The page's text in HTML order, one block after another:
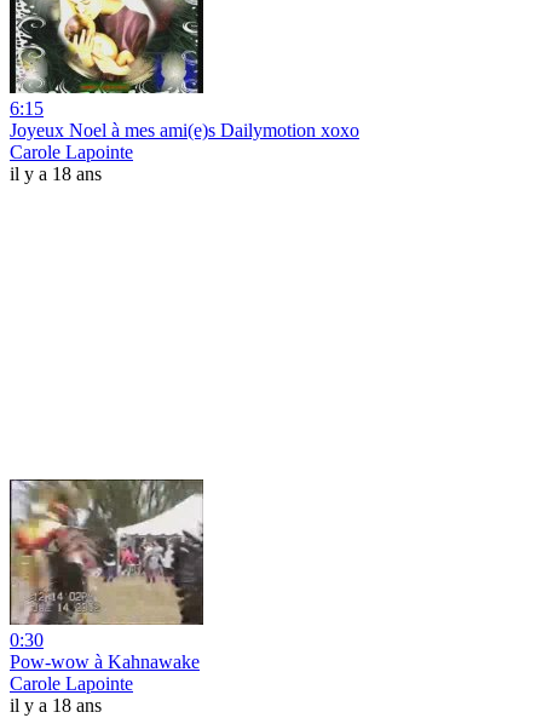
6:15
Joyeux Noel à mes ami(e)s Dailymotion xoxo
Carole Lapointe
il y a 18 ans
0:30
Pow-wow à Kahnawake
Carole Lapointe
il y a 18 ans